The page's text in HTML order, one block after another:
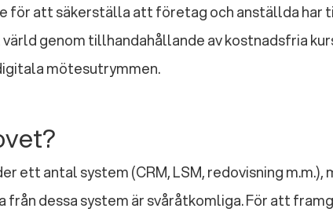
för att säkerställa att företag och anställda har
genom tillhandahållande av kostnadsfria
mötesutrymmen.
ett antal system (CRM, LSM, redovisning
dessa system är svåråtkomliga. För att